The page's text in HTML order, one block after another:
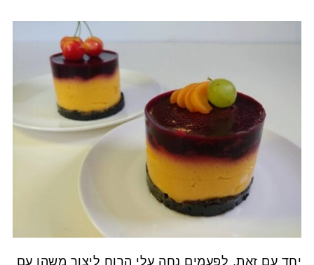
יחד עם זאת, לפעמים נחה עלי הרוח ליצור משהו עם